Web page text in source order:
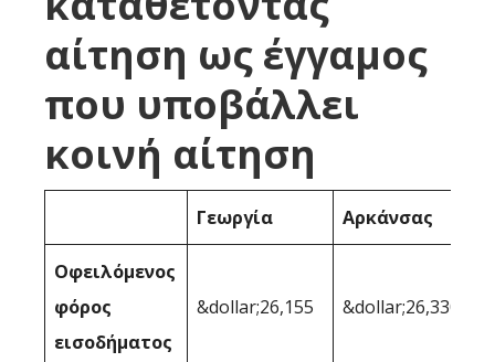
αίτηση ως έγγαμος
που υποβάλλει
κοινή αίτηση
Γεωργία Αρκάνσας
Οφειλόμενος
φόρος
εισοδήματος
&dollar;26,155 &dollar;26,330